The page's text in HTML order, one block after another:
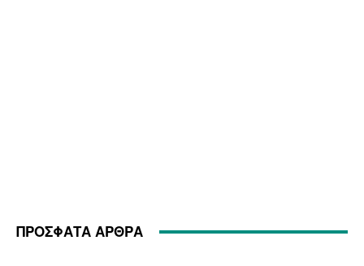
ΠΡΟΣΦΑΤΑ ΑΡΘΡΑ